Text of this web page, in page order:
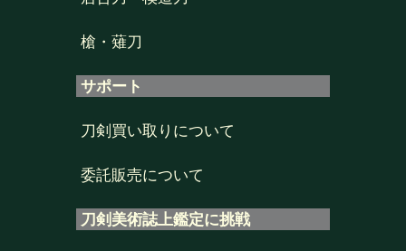
槍・薙刀
サポート
刀剣買い取りについて
委託販売について
刀剣美術誌上鑑定に挑戦